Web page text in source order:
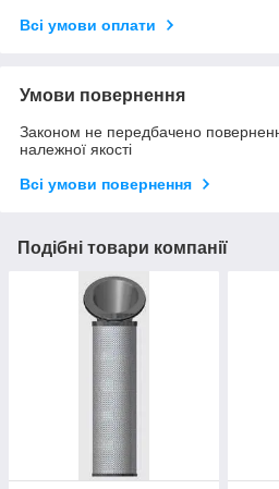
Всі умови оплати
Умови повернення
Законом не передбачено
належної якості
Всі умови повернення
Подібні товари компанії